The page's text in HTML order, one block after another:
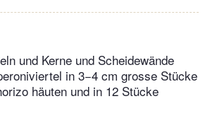
und Kerne und Scheidewände
in 3−4 cm grosse Stücke
häuten und in 12 Stücke